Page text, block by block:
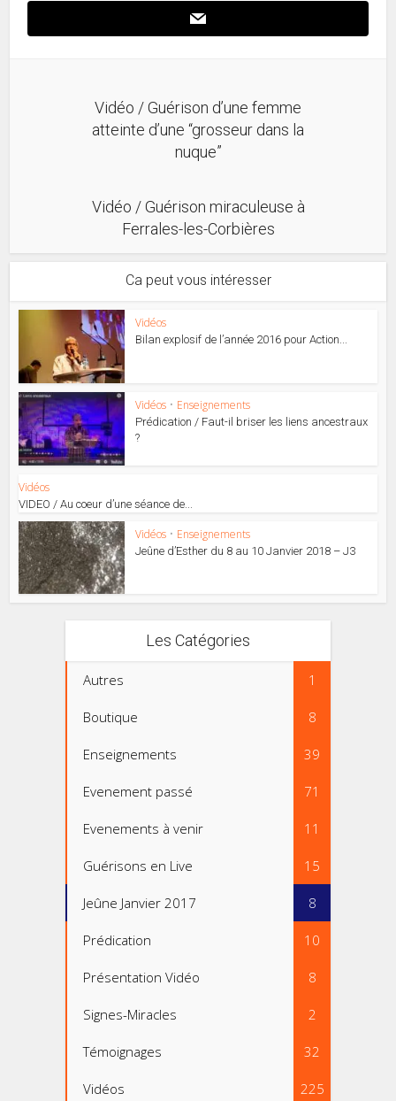
Vidéo / Guérison d’une femme
atteinte d’une “grosseur dans la
nuque”
Vidéo / Guérison miraculeuse à
Ferrales-les-Corbières
Ca peut vous intéresser
Vidéos
Bilan explosif de l’année 2016 pour Action...
Vidéos • Enseignements
Prédication / Faut-il briser les liens ancestraux
?
Vidéos
VIDEO / Au coeur d’une séance de...
Vidéos • Enseignements
Jeûne d’Esther du 8 au 10 Janvier 2018 – J3
Les Catégories
Autres 1
Boutique 8
Enseignements 39
Evenement passé 71
Evenements à venir 11
Guérisons en Live 15
Jeûne Janvier 2017 8
Prédication 10
Présentation Vidéo 8
Signes-Miracles 2
Témoignages 32
Vidéos 225